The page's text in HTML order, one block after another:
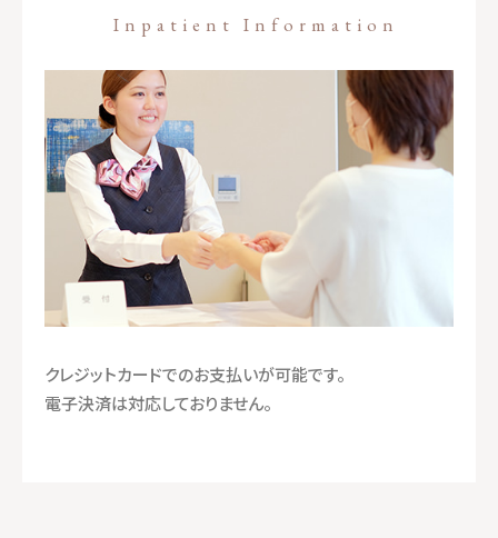
Inpatient Information
クレジットカードでのお支払いが可能です。
電子決済は対応しておりません。